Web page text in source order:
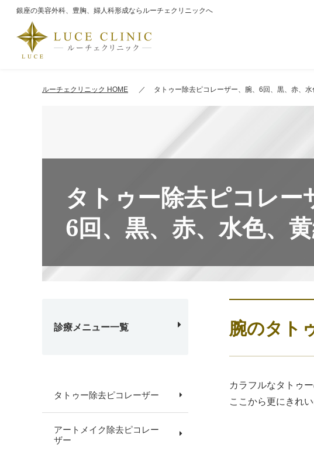
銀座の美容外科、豊胸、婦人科形成ならルーチェクリニックへ
ルーチェクリニック HOME タトゥー除去ピコレーザー、腕、6回、黒、赤、
タトゥー除去ピコレー
6回、黒、赤、水色、
腕のタト
カラフルなタトゥ
ここから更にきれ
診療メニュー一覧
タトゥー除去ピコレーザー
アートメイク除去ピコレー
ザー